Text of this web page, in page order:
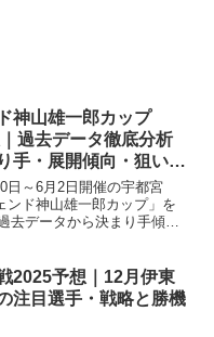
神山雄一郎カップ
過去データ徹底分析
手・展開傾向・狙い目
日～6月2日開催の宇都宮
ド神山雄一郎カップ」を
去データから決まり手傾
2025予想｜12月伊東
注目選手・戦略と勝機